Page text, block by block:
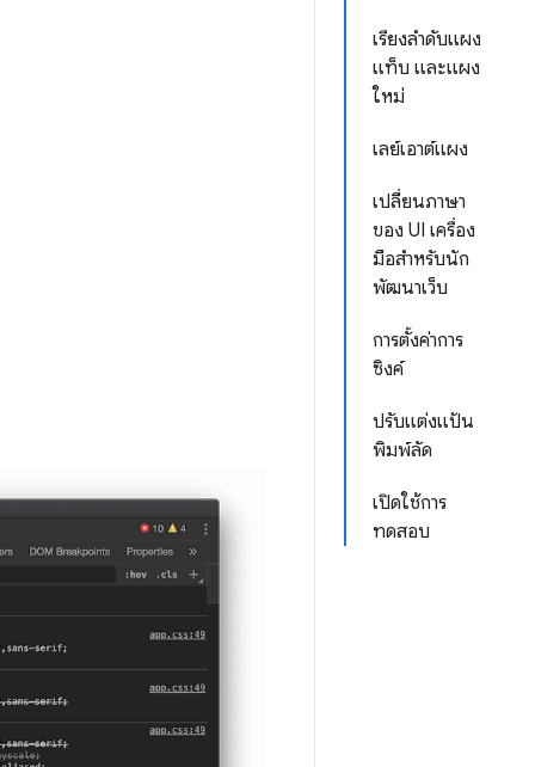
เรียงลําดับแผง
แท็บ และแผง
ใหม่
เลย์เอาต์แผง
เปลี่ยนภาษา
ของ UI เครื่อง
มือสำหรับนัก
พัฒนาเว็บ
การตั้งค่าการ
ซิงค์
ปรับแต่งแป้น
พิมพ์ลัด
เปิดใช้การ
ทดสอบ